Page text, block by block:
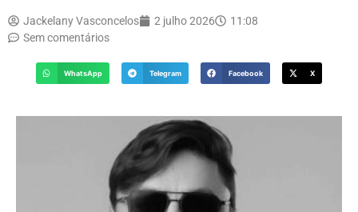
Jackelany Vasconcelos 2 julho 2026
11:08
Sem comentários
WhatsApp Telegram Facebook X